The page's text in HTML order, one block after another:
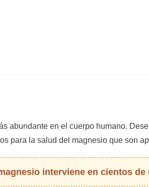
abundante en el cuerpo humano.
para la salud del magnesio que son
interviene en cientos